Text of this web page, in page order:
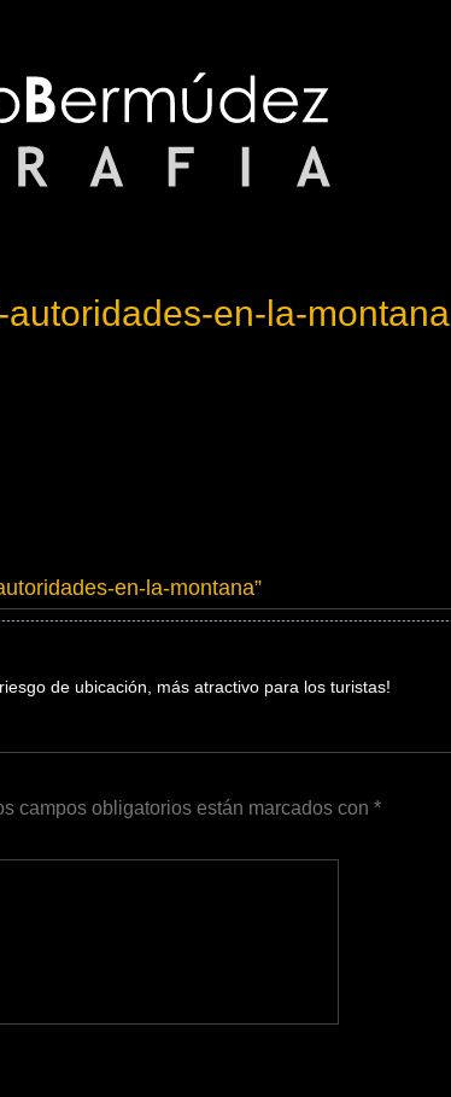
en-la-montana
en-la-montana”
de ubicación, más atractivo para los turistas!
campos obligatorios están marcados con*